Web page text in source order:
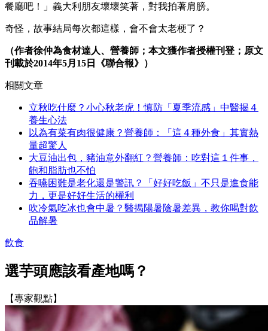
餐廳吧！」義大利朋友壞壞笑著，對我拍著肩膀。
奇怪，故事結局每次都這樣，會不會太老梗了？
（作者徐仲為食材達人、營養師；本文獲作者授權刊登；原文
刊載於2014年5月15日《聯合報》）
相關文章
立秋吃什麼？小心秋老虎！慎防「夏季流感」中醫揭４
養生心法
以為有菜有肉很健康？營養師：「這４種外食」其實熱
量超驚人
大豆油出包，豬油意外翻紅？營養師：吃對這１件事，
飽和脂肪也不怕
吞嚥困難是老化還是警訊？「好好吃飯」不只是進食能
力，更是好好生活的權利
吹冷氣吃冰也會中暑？醫揭陽暑陰暑差異，教你喝對飲
品解暑
飲食
選芋頭應該看產地嗎？
【專家觀點】